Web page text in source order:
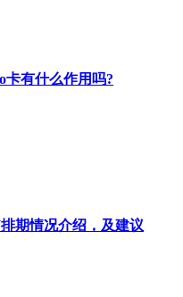
卡有什么作用吗?
期情况介绍，及建议